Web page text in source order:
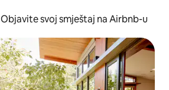
Objavite svoj smještaj na Airbnb-u